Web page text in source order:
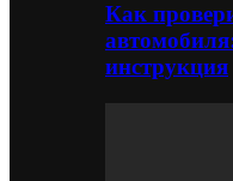
Как
инструкция